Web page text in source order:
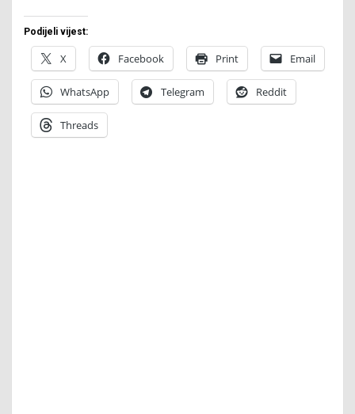
Podijeli vijest:
X Facebook Print Email
WhatsApp Telegram Reddit
Threads